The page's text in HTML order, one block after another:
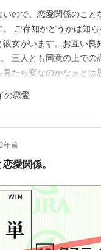
ので、恋愛関係のこと
ご存知かどうかは知
彼女がいます。お互い良
三人とも同意の上での
たら変なのかなぁとは
ったのですが、予定が
リンが高いから来てくれ
デートします。楽しみ
らね。 逢えなくてもよ
寂しくなかったりします
の恋愛
3年前
愛関係。